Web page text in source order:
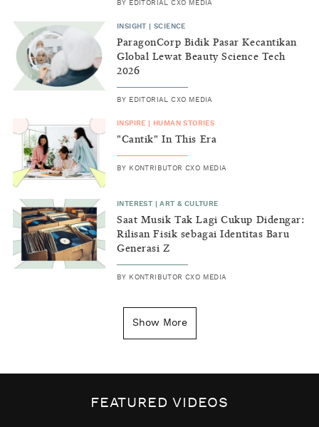
BY EDITORIAL CXO MEDIA
INSIGHT |SCIENCE
ParagonCorp Bidik Pasar Kecantikan
Global Lewat Beauty Science Tech
2026
BY EDITORIAL CXO MEDIA
INSPIRE HUMAN STORIES
"Cantik" In This Era
BY KONTRIBUTOR CXO MEDIA
INTEREST |ART & CULTURE
Saat Musik Tak Lagi Cukup Didengar:
Rilisan Fisik sebagai Identitas Baru
Generasi Z
BY KONTRIBUTOR CXO MEDIA
Kenapa Tahun Baru Ditandai pada
Biaya Tersembunyi dari Insecurity
Show More
FEATURED VIDEOS